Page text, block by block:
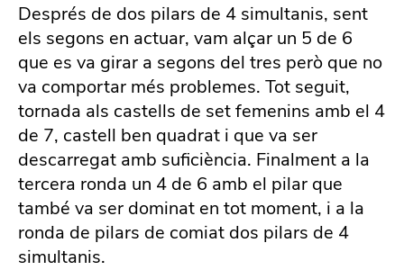
Després de dos pilars de 4 simultanis, sent
els segons en actuar, vam alçar un 5 de 6
que es va girar a segons del tres però que no
va comportar més problemes. Tot seguit,
tornada als castells de set femenins amb el 4
de 7, castell ben quadrat i que va ser
descarregat amb suficiència. Finalment a la
tercera ronda un 4 de 6 amb el pilar que
també va ser dominat en tot moment, i a la
ronda de pilars de comiat dos pilars de 4
simultanis.